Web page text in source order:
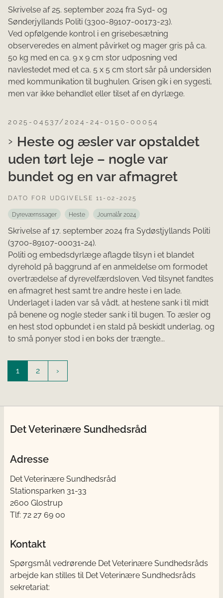
Skrivelse af 25. september 2024 fra Syd- og
Sønderjyllands Politi (3300-89107-00173-23).
Ved opfølgende kontrol i en grisebesætning
observeredes en alment påvirket og mager gris på ca.
50 kg med en ca. 9 x 9 cm stor udposning ved
navlestedet med et ca. 5 x 5 cm stort sår på undersiden
med kommunikation til bughulen. Grisen gik i en sygesti,
men var ikke behandlet eller tilset af en dyrlæge.
2025-04537/2024-24-0150-00054
Heste og æsler var opstaldet
uden tørt leje – nogle var
bundet og en var afmagret
DATO FOR UDGIVELSE 11-02-2025
Dyreværnssager Heste Journalår 2024
Skrivelse af 17. september 2024 fra Sydøstjyllands Politi
(3700-89107-00031-24).
Politi og embedsdyrlæge aflagde tilsyn i et blandet
dyrehold på baggrund af en anmeldelse om formodet
overtrædelse af dyrevelfærdsloven. Ved tilsynet fandtes
en afmagret hest samt tre andre heste i en lade.
Underlaget i laden var så vådt, at hestene sank i til midt
på benene og nogle steder sank i til bugen. To æsler og
en hest stod opbundet i en stald på beskidt underlag, og
to små ponyer stod i en boks der trængte...
1 2
Det Veterinære Sundhedsråd
Adresse
Det Veterinære Sundhedsråd
Stationsparken 31-33
2600 Glostrup
Tlf: 72 27 69 00
Kontakt
Spørgsmål vedrørende Det Veterinære Sundhedsråds
arbejde kan stilles til Det Veterinære Sundhedsråds
sekretariat: